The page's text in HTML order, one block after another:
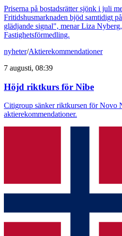
Priserna på bostadsrätter sjönk i juli
Fritidshusmarknaden bjöd samtidigt
glädjande signal", menar Liza
Fastighetsförmedling.
nyheter/Aktierekommendationer
7 augusti, 08:39
Höjd riktkurs för Nibe
Citigroup sänker riktkursen för Novo
aktierekommendationer.